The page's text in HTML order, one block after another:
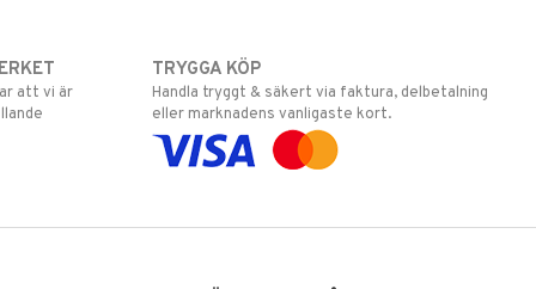
att vi är
TRYGGA KÖP
Handla tryggt & säkert via faktura, delbetalning
eller marknadens vanligaste kort.